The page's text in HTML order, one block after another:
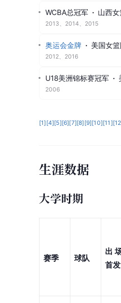
WCBA总冠军 · 山西
2013、2014、2015
奥运会金牌 · 美国女
2012、2016
U18美洲锦标赛冠军 ·
2006
[1] [4][5][6][7][8] [9][10][11 ][12
生涯数据
大学时期
赛季 球队
出
首发